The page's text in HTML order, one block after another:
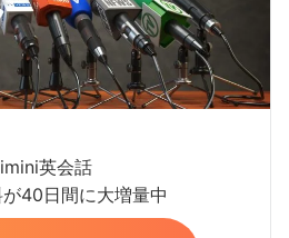
英会話
40日間に大増量中